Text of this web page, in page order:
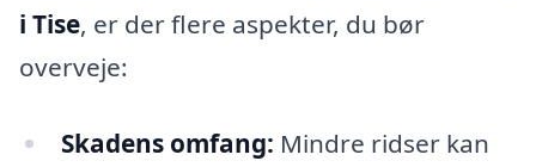
i Tise, er der flere aspekter, du bør
overveje:
Skadens omfang: Mindre ridser kan